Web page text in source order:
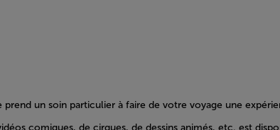
un soin particulier à faire de votre voyage une
comiques, de cirques, de dessins animés, etc. est